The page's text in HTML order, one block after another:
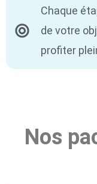
Chaque
de votre
profiter
Nos